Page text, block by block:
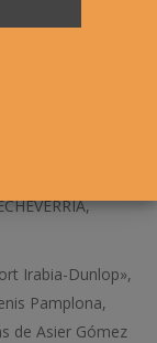
Irabia-Dunlop»,
Pamplona,
de Asier Gómez